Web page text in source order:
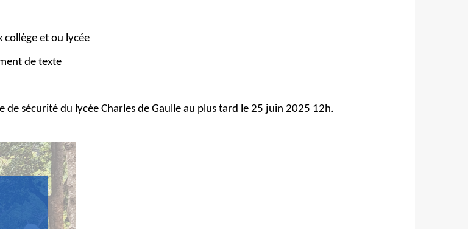
collège et ou lycée
de texte
de sécurité du lycée Charles de Gaulle au plus tard le 25 juin 2025 12h.